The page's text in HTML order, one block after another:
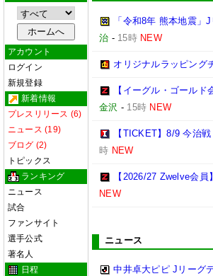
アカウント
ログイン
新規登録
新着情報
プレスリリース (6)
ニュース (19)
ブログ (2)
トピックス
ランキング
ニュース
試合
ファンサイト
選手公式
著名人
日程
「令和8年 熊本地震
治 - 15時 NEW
オリジナルラッピング
【イーグル・ゴール
金沢 - 15時 NEW
【TICKET】8/9 今治
時 NEW
【2026/27 Zwelve会
NEW
ニュース
中井卓大ピピ Jリーグ